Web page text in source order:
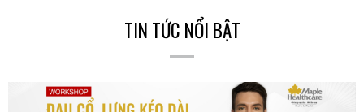
TIN TỨC NỔI BẬT